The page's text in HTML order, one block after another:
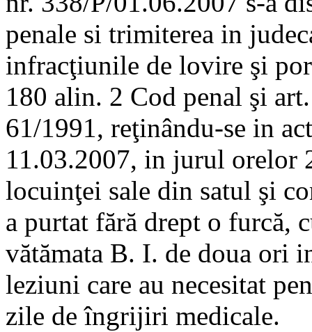
penale si trimiterea in
infracţiunile de lovire şi
180 alin. 2 Cod penal şi
61/1991, reţinându-se in
11.03.2007, in jurul orelor
locuinţei sale din satul şi
a purtat fără drept o furcă,
vătămata B. I. de doua ori
leziuni care au necesitat
zile de îngrijiri medicale.